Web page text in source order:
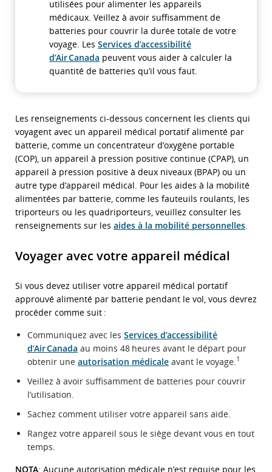
utilisées pour alimenter les appareils
médicaux. Veillez à avoir suffisamment de
batteries pour couvrir la durée totale de votre
voyage. Les Services d’accessibilité
d’Air Canada peuvent vous aider à calculer la
quantité de batteries qu’il vous faut.
Les renseignements ci-dessous concernent les clients qui
voyagent avec un appareil médical portatif alimenté par
batterie, comme un concentrateur d’oxygène portable
(COP), un appareil à pression positive continue (CPAP), un
appareil à pression positive à deux niveaux (BPAP) ou un
autre type d’appareil médical. Pour les aides à la mobilité
alimentées par batterie, comme les fauteuils roulants, les
triporteurs ou les quadriporteurs, veuillez consulter les
renseignements sur les aides à la mobilité personnelles.
Voyager avec votre appareil médical
Si vous devez utiliser votre appareil médical portatif
approuvé alimenté par batterie pendant le vol, vous devrez
procéder comme suit :
Communiquez avec les Services d’accessibilité
d’Air Canada au moins 48 heures avant le départ pour
obtenir une autorisation médicale avant le voyage.1
Veillez à avoir suffisamment de batteries pour couvrir
l’utilisation.
Sachez comment utiliser votre appareil sans aide.
Rangez votre appareil sous le siège devant vous en tout
temps.
NOTA: Aucune autorisation médicale n’est requise pour les